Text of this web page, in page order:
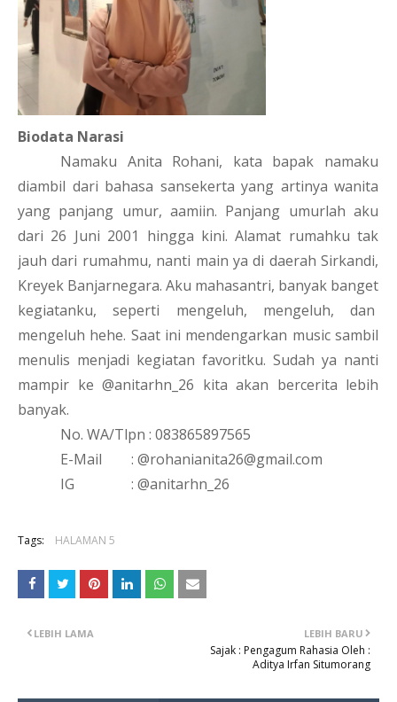
Biodata Narasi
Namaku Anita Rohani, kata bapak namaku
diambil dari bahasa sansekerta yang artinya wanita
yang panjang umur, aamiin. Panjang umurlah aku
dari 26 Juni 2001 hingga kini. Alamat rumahku tak
jauh dari rumahmu, nanti main ya di daerah Sirkandi,
Kreyek Banjarnegara. Aku mahasantri, banyak banget
kegiatanku, seperti mengeluh, mengeluh, dan
mengeluh hehe. Saat ini mendengarkan music sambil
menulis menjadi kegiatan favoritku. Sudah ya nanti
mampir ke @anitarhn_26 kita akan bercerita lebih
banyak.
No. WA/Tlpn : 083865897565
E-Mail
: @rohanianita26@gmail.com
IG
: @anitarhn_26
Tags: HALAMAN 5
LEBIH BARU
Sajak : Pengagum Rahasia Oleh :
Aditya Irfan Situmorang
LEBIH LAMA